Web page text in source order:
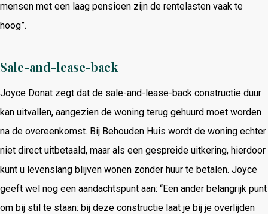
mensen met een laag pensioen zijn de rentelasten vaak te
hoog”.
Sale-and-lease-back
Joyce Donat zegt dat de sale-and-lease-back constructie duur
kan uitvallen, aangezien de woning terug gehuurd moet worden
na de overeenkomst. Bij Behouden Huis wordt de woning echter
niet direct uitbetaald, maar als een gespreide uitkering, hierdoor
kunt u levenslang blijven wonen zonder huur te betalen. Joyce
geeft wel nog een aandachtspunt aan: “Een ander belangrijk punt
om bij stil te staan: bij deze constructie laat je bij je overlijden